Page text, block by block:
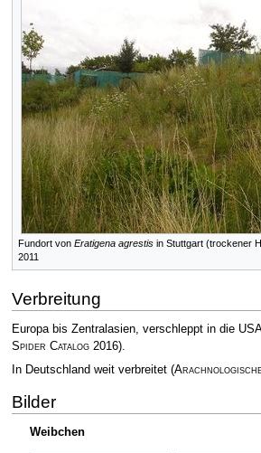
Fundort von Eratigena agrestisin Stuttgart (trockener
2011
Verbreitung
Europa bis Zentralasien, verschleppt in die
Spider Catalog2016).
In Deutschland weit verbreitet (
Bilder
Weibchen